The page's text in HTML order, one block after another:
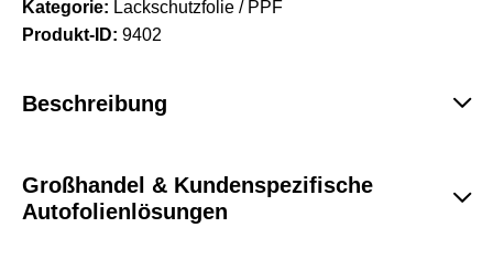
Kategorie: Lackschutzfolie / PPF
Produkt-ID: 9402
Beschreibung
Großhandel & Kundenspezifische
Autofolienlösungen